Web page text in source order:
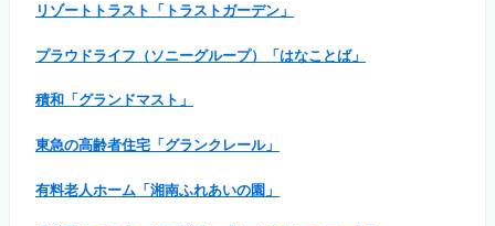
リゾートトラスト「トラストガーデン」
プラウドライフ（ソニーグループ）「はなことば」
積和「グランドマスト」
東急の高齢者住宅「グランクレール」
有料老人ホーム「湘南ふれあいの園」